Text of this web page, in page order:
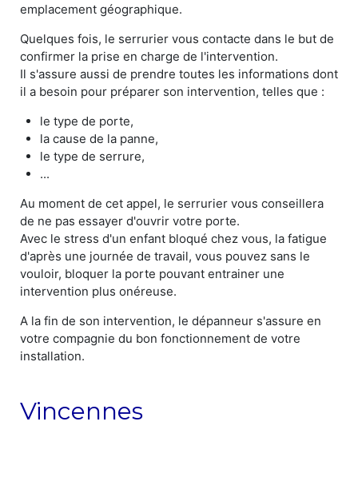
emplacement géographique.
Quelques fois, le serrurier vous contacte dans le but de
confirmer la prise en charge de l'intervention.
Il s'assure aussi de prendre toutes les informations dont
il a besoin pour préparer son intervention, telles que :
le type de porte,
la cause de la panne,
le type de serrure,
...
Au moment de cet appel, le serrurier vous conseillera
de ne pas essayer d'ouvrir votre porte.
Avec le stress d'un enfant bloqué chez vous, la fatigue
d'après une journée de travail, vous pouvez sans le
vouloir, bloquer la porte pouvant entrainer une
intervention plus onéreuse.
A la fin de son intervention, le dépanneur s'assure en
votre compagnie du bon fonctionnement de votre
installation.
Vincennes